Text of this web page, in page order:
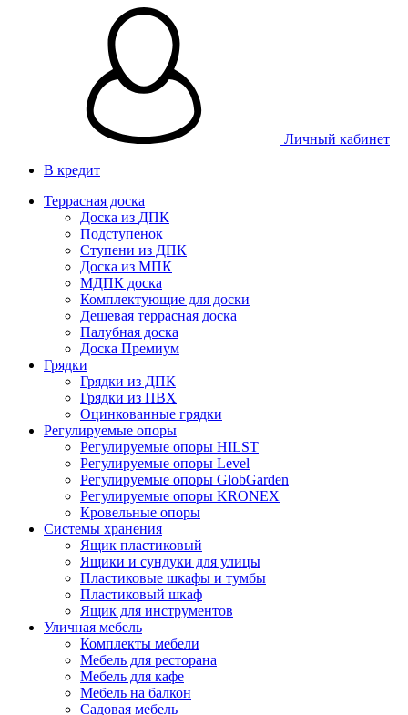
Личный кабинет
В кредит
Террасная доска
Доска из ДПК
Подступенок
Ступени из ДПК
Доска из МПК
МДПК доска
Комплектующие для доски
Дешевая террасная доска
Палубная доска
Доска Премиум
Грядки
Грядки из ДПК
Грядки из ПВХ
Оцинкованные грядки
Регулируемые опоры
Регулируемые опоры HILST
Регулируемые опоры Level
Регулируемые опоры GlobGarden
Регулируемые опоры KRONEX
Кровельные опоры
Системы хранения
Ящик пластиковый
Ящики и сундуки для улицы
Пластиковые шкафы и тумбы
Пластиковый шкаф
Ящик для инструментов
Уличная мебель
Комплекты мебели
Мебель для ресторана
Мебель для кафе
Мебель на балкон
Садовая мебель